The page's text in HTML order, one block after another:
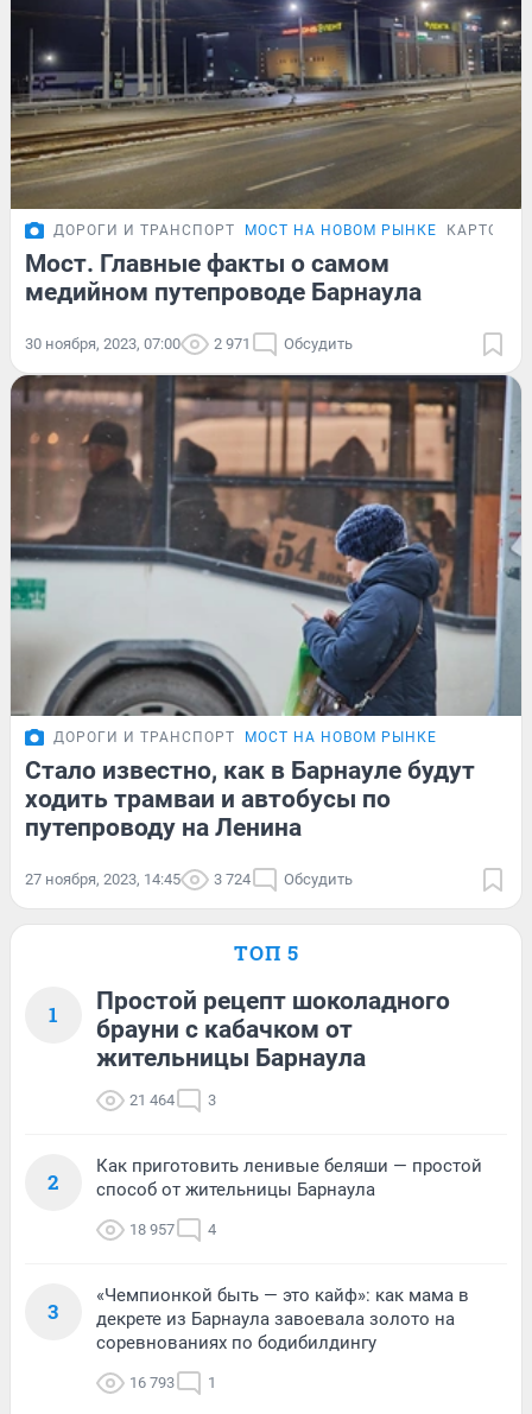
ДОРОГИ И ТРАНСПОРТ МОСТ НА НОВОМ РЫНКЕ КАРТОЧКИ
Мост. Главные факты о самом
медийном путепроводе Барнаула
30 ноября, 2023, 07:00 2 971 Обсудить
ДОРОГИ И ТРАНСПОРТ МОСТ НА НОВОМ РЫНКЕ
Стало известно, как в Барнауле будут
ходить трамваи и автобусы по
путепроводу на Ленина
27 ноября, 2023, 14:45 3 724 Обсудить
ТОП 5
1
Простой рецепт шоколадного
брауни с кабачком от
жительницы Барнаула
21 464 3
2
Как приготовить ленивые беляши — простой
способ от жительницы Барнаула
18 957 4
3
«Чемпионкой быть — это кайф»: как мама в
декрете из Барнаула завоевала золото на
соревнованиях по бодибилдингу
16 793 1